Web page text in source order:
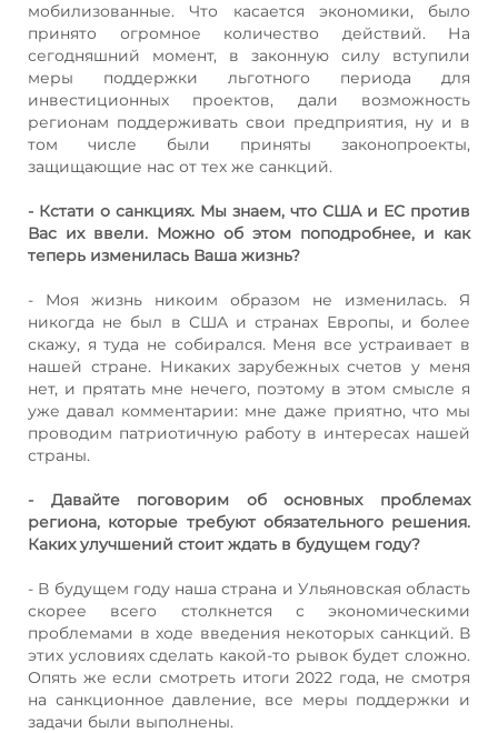
мобилизованные. Что касается экономики, было
принято огромное количество действий. На
сегодняшний момент, в законную силу вступили
меры поддержки льготного периода для
инвестиционных проектов, дали возможность
регионам поддерживать свои предприятия, ну и в
том числе были приняты законопроекты,
защищающие нас от тех же санкций.
- Кстати о санкциях. Мы знаем, что США и ЕС против
Вас их ввели. Можно об этом поподробнее, и как
теперь изменилась Ваша жизнь?
- Моя жизнь никоим образом не изменилась. Я
никогда не был в США и странах Европы, и более
скажу, я туда не собирался. Меня все устраивает в
нашей стране. Никаких зарубежных счетов у меня
нет, и прятать мне нечего, поэтому в этом смысле я
уже давал комментарии: мне даже приятно, что мы
проводим патриотичную работу в интересах нашей
страны.
- Давайте поговорим об основных проблемах
региона, которые требуют обязательного решения.
Каких улучшений стоит ждать в будущем году?
- В будущем году наша страна и Ульяновская область
скорее всего столкнется с экономическими
проблемами в ходе введения некоторых санкций. В
этих условиях сделать какой-то рывок будет сложно.
Опять же если смотреть итоги 2022 года, не смотря
на санкционное давление, все меры поддержки и
задачи были выполнены.